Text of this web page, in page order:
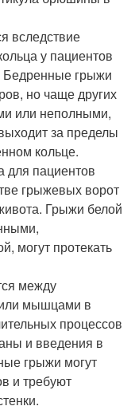
вследствие
у пациентов
Бедренные грыжи
но чаще других
или неполными,
за пределы
кольце.
для пациентов
грыжевых ворот
Грыжи белой
могут протекать
между
мышцами в
процессов
и введения в
грыжи могут
и требуют